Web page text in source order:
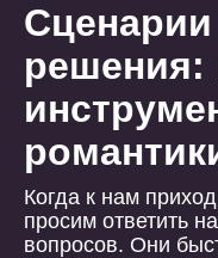
решения:
Когда к нам
просим ответить
вопросов. Они